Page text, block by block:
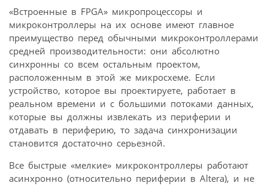
«Встроенные в FPGA» микропроцессоры и
микроконтроллеры на их основе имеют главное
преимущество перед обычными микроконтроллерами
средней производительности: они абсолютно
синхронны со всем остальным проектом,
расположенным в этой же микросхеме. Если
устройство, которое вы проектируете, работает в
реальном времени и с большими потоками данных,
которые вы должны извлекать из периферии и
отдавать в периферию, то задача синхронизации
становится достаточно серьезной.
Все быстрые «мелкие» микроконтроллеры работают
асинхронно (относительно периферии в Altera), и не